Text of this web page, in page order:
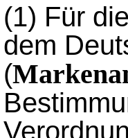
(1) Für
dem
(